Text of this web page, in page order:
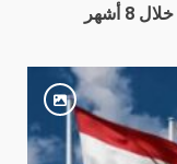
أشهر